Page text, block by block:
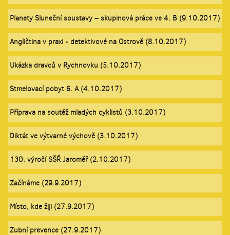
Planety Sluneční soustavy – skupinová práce ve 4. B (9.10.2017)
Angličtina v praxi - detektivové na Ostrově (8.10.2017)
Ukázka dravců v Rychnovku (5.10.2017)
Stmelovací pobyt 6. A (4.10.2017)
Příprava na soutěž mladých cyklistů (3.10.2017)
Diktát ve výtvarné výchově (3.10.2017)
130. výročí SŠŘ Jaroměř (2.10.2017)
Začínáme (29.9.2017)
Místo, kde žiji (27.9.2017)
Zubní prevence (27.9.2017)